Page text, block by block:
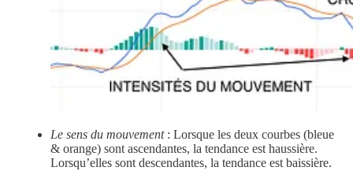
Le sens du mouvement: Lorsque les deux courbes (bleue
& orange) sont ascendantes, la tendance est haussière.
Lorsqu’elles sont descendantes, la tendance est baissière.